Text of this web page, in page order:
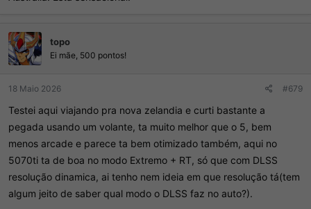
topo
Ei mãe, 500 pontos!
18 Maio 2026 #679
Testei aqui viajando pra nova zelandia e curti bastante a
pegada usando um volante, ta muito melhor que o 5, bem
menos arcade e parece ta bem otimizado também, aqui no
5070ti ta de boa no modo Extremo + RT, só que com DLSS
resolução dinamica, ai tenho nem ideia em que resolução tá(tem
algum jeito de saber qual modo o DLSS faz no auto?).